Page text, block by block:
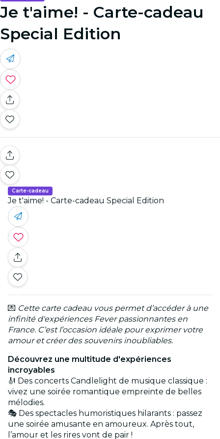
Je t'aime! - Carte-cadeau
Special Edition
Carte-cadeau
Je t'aime! - Carte-cadeau Special Edition
💌 Cette carte cadeau vous permet d’accéder à une
infinité d'expériences Fever passionnantes en
France. C’est l’occasion idéale pour exprimer votre
amour et créer des souvenirs inoubliables.
Découvrez une multitude d'expériences
incroyables
🎻 Des concerts Candlelight de musique classique :
vivez une soirée romantique empreinte de belles
mélodies.
🎭 Des spectacles humoristiques hilarants : passez
une soirée amusante en amoureux. Après tout,
l’amour et les rires vont de pair !